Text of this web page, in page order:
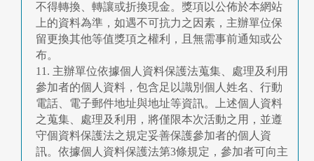
不得轉換、轉讓或折換現金。獎項以公佈於本網站
上的資料為準，如遇不可抗力之因素，主辦單位保
留更換其他等值獎項之權利，且無需事前通知或公
布。
11. 主辦單位依據個人資料保護法蒐集、處理及利用
參加者的個人資料，包含足以識別個人姓名、行動
電話、電子郵件地址與地址等資訊。上述個人資料
之蒐集、處理及利用，將僅限本次活動之用，並遵
守個資料保護法之規定妥善保護參加者的個人資
訊。依據個人資料保護法第3條規定，參加者可向主